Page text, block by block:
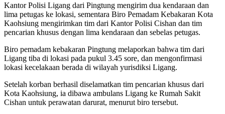
Kantor Polisi Ligang dari Pingtung mengirim dua kendaraan dan
lima petugas ke lokasi, sementara Biro Pemadam Kebakaran Kota
Kaohsiung mengirimkan tim dari Kantor Polisi Cishan dan tim
pencarian khusus dengan lima kendaraan dan sebelas petugas.
Biro pemadam kebakaran Pingtung melaporkan bahwa tim dari
Ligang tiba di lokasi pada pukul 3.45 sore, dan mengonfirmasi
lokasi kecelakaan berada di wilayah yurisdiksi Ligang.
Setelah korban berhasil diselamatkan tim pencarian khusus dari
Kota Kaohsiung, ia dibawa ambulans Ligang ke Rumah Sakit
Cishan untuk perawatan darurat, menurut biro tersebut.